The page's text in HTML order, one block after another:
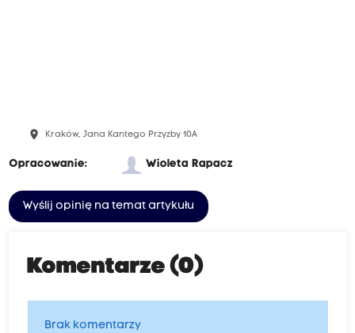
place Kraków, Jana Kantego Przyzby 10A
Opracowanie: Wioleta Rapacz
Wyślij opinię na temat artykułu
Komentarze (0)
Brak komentarzy